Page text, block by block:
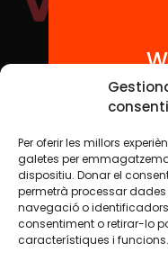
Per oferir les millors
galetes per
dispositiu. Donar el
permetrà processar
navegació o
consentiment o retirar-lo
característiques i funcions.
Social Media
TW YTB IG
Legal Notice